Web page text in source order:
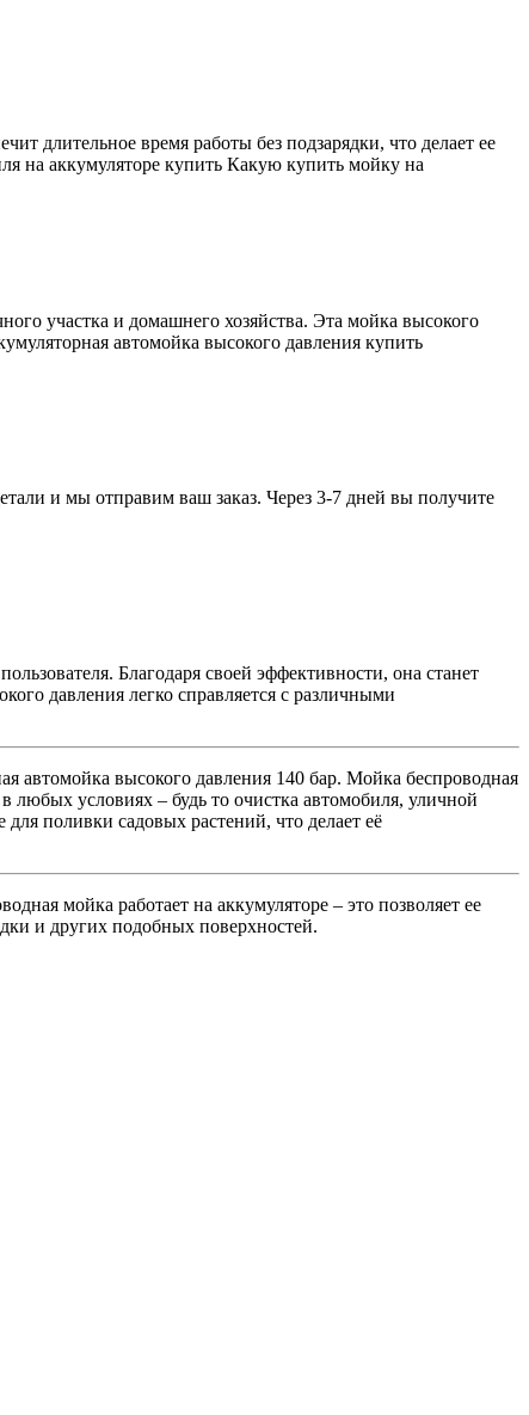
длительное время работы без подзарядки, что делает ее
на аккумуляторе купить Какую купить мойку на
участка и домашнего хозяйства. Эта мойка высокого
автомойка высокого давления купить
и мы отправим ваш заказ. Через 3-7 дней вы получите
Благодаря своей эффективности, она станет
давления легко справляется с различными
автомойка высокого давления 140 бар. Мойка беспроводная
любых условиях – будь то очистка автомобиля, уличной
поливки садовых растений, что делает её
мойка работает на аккумуляторе – это позволяет ее
и других подобных поверхностей.